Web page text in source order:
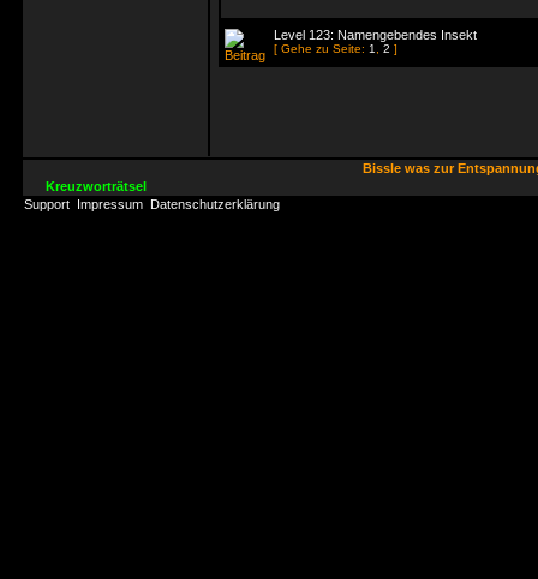
Level 123: Namengebendes Insekt
[ Gehe zu Seite: 1 2 ]
Bissle was zur
Kreuzworträtsel
Support Impressum Datenschutzerklärung